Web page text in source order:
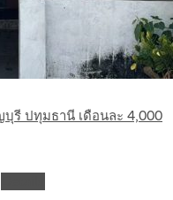
รี ปทุมธานี เดือนละ 4,000